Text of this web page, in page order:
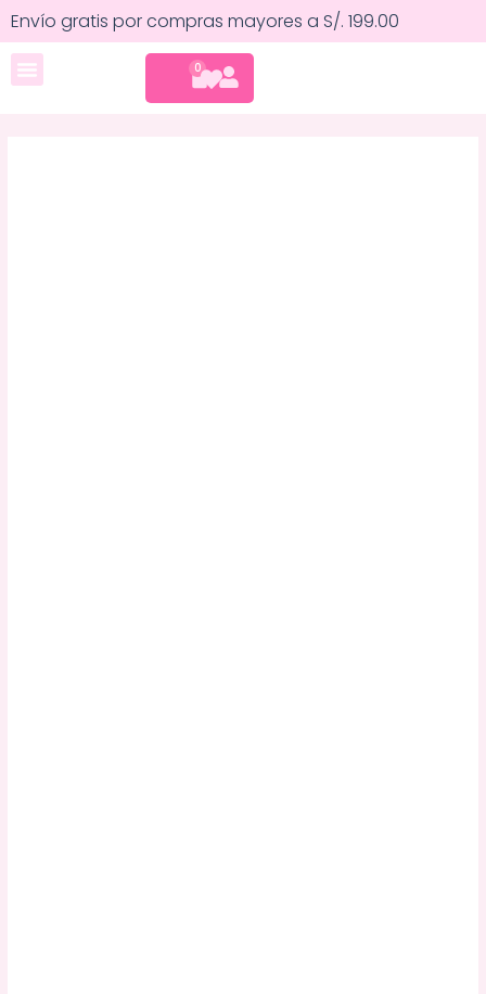
al
contenido
Envío gratis por compras mayores a S/. 199.00
0
CART
Sombra
Individual
Glitter